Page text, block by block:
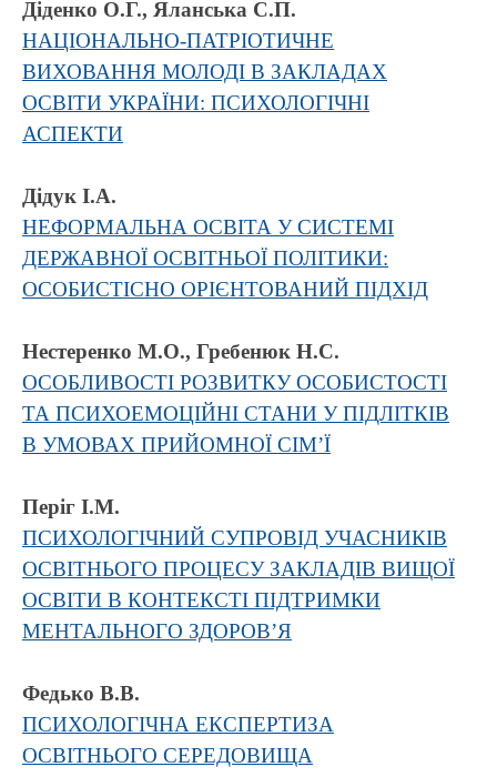
Діденко О.Г., Яланська С.П.
НАЦІОНАЛЬНО-ПАТРІОТИЧНЕ
ВИХОВАННЯ МОЛОДІ В ЗАКЛАДАХ
ОСВІТИ УКРАЇНИ: ПСИХОЛОГІЧНІ
АСПЕКТИ
Дідук І.А.
НЕФОРМАЛЬНА ОСВІТА У СИСТЕМІ
ДЕРЖАВНОЇ ОСВІТНЬОЇ ПОЛІТИКИ:
ОСОБИСТІСНО ОРІЄНТОВАНИЙ ПІДХІД
Нестеренко М.О., Гребенюк Н.С.
ОСОБЛИВОСТІ РОЗВИТКУ ОСОБИСТОСТІ
ТА ПСИХОЕМОЦІЙНІ СТАНИ У ПІДЛІТКІВ
В УМОВАХ ПРИЙОМНОЇ СІМ’Ї
Періг І.М.
ПСИХОЛОГІЧНИЙ СУПРОВІД УЧАСНИКІВ
ОСВІТНЬОГО ПРОЦЕСУ ЗАКЛАДІВ ВИЩОЇ
ОСВІТИ В КОНТЕКСТІ ПІДТРИМКИ
МЕНТАЛЬНОГО ЗДОРОВ’Я
Федько В.В.
ПСИХОЛОГІЧНА ЕКСПЕРТИЗА
ОСВІТНЬОГО СЕРЕДОВИЩА